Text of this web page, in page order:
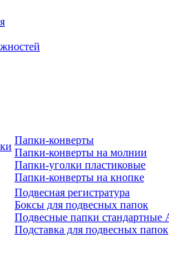
Папки-конверты
Папки-конверты на молнии
Папки-уголки пластиковые
Папки-конверты на кнопке
Подвесная регистратура
Боксы для подвесных папок
Подвесные папки стандартные
Подставка для подвесных папок